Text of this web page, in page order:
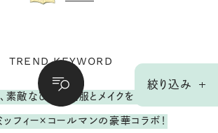
TREND KEYWORD
敵なひとの夏服とメイクを大調査！
フィー×コールマンの豪華コラボ！
絞り込み